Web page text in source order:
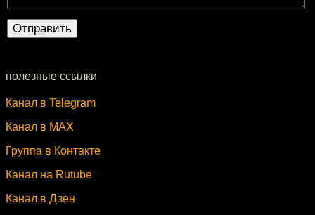
полезные ссылки
Канал в Telegram
Канал в MAX
Группа в Контакте
Канал на Rutube
Канал в Дзен